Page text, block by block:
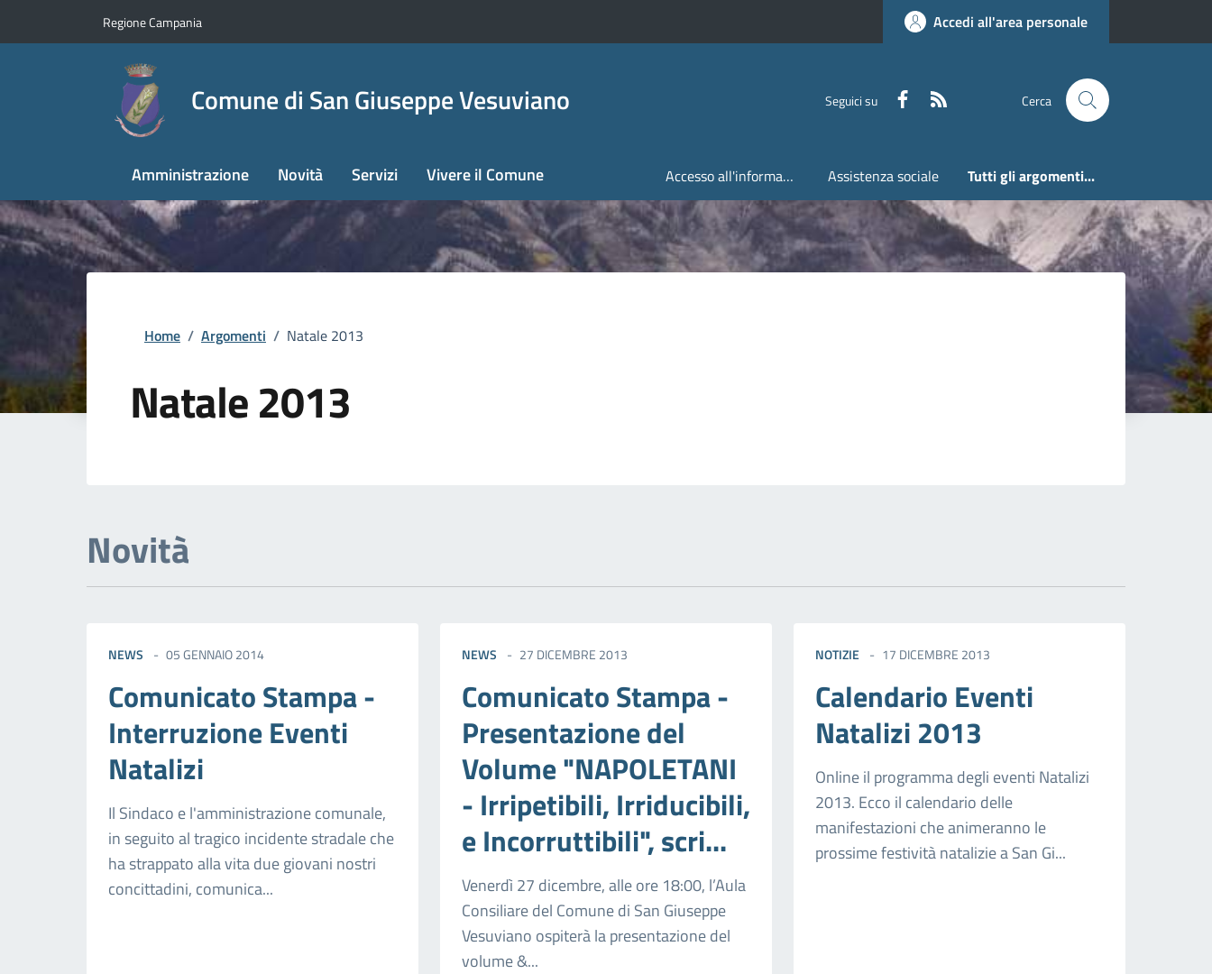
Regione Campania Accedi all'area personale
Comune di San Giuseppe Vesuviano Seguici su Faceboook Cerca
Amministrazione Novità Servizi Vivere il Comune Accesso all'informazione Assistenza sociale Tutti gli argomenti...
Home / Argomenti / Natale 2013
Natale 2013
Novità
NEWS 05 GENNAIO 2014
Comunicato Stampa -
Interruzione Eventi
Natalizi
Il Sindaco e l'amministrazione comunale,
in seguito al tragico incidente stradale che
ha strappato alla vita due giovani nostri
concittadini, comunica...
NEWS 27 DICEMBRE 2013
Comunicato Stampa -
Presentazione del
Volume "NAPOLETANI
- Irripetibili, Irriducibili,
e Incorruttibili", scri...
Venerdì 27 dicembre, alle ore 18:00, l’Aula
Consiliare del Comune di San Giuseppe
Vesuviano ospiterà la presentazione del
volume &...
NOTIZIE 17 DICEMBRE 2013
Calendario Eventi
Natalizi 2013
Online il programma degli eventi Natalizi
2013. Ecco il calendario delle
manifestazioni che animeranno le
prossime festività natalizie a San Gi...